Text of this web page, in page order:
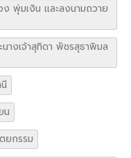
พุ่มเงิน และลงนามถวาย
างเจ้าสุทิดา พัชรสุธาพิมล
น
ยกรรม